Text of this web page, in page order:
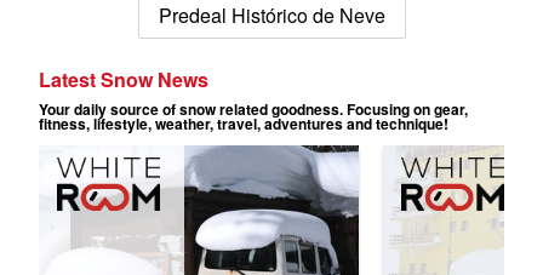
Predeal Histórico de Neve